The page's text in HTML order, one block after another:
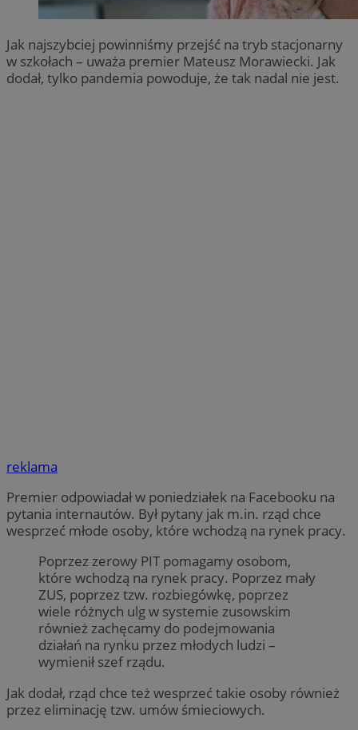
Jak najszybciej powinniśmy przejść na tryb stacjonarny
w szkołach – uważa premier Mateusz Morawiecki. Jak
dodał, tylko pandemia powoduje, że tak nadal nie jest.
reklama
Premier odpowiadał w poniedziałek na Facebooku na
pytania internautów. Był pytany jak m.in. rząd chce
wesprzeć młode osoby, które wchodzą na rynek pracy.
Poprzez zerowy PIT pomagamy osobom,
które wchodzą na rynek pracy. Poprzez mały
ZUS, poprzez tzw. rozbiegówkę, poprzez
wiele różnych ulg w systemie zusowskim
również zachęcamy do podejmowania
działań na rynku przez młodych ludzi –
wymienił szef rządu.
Jak dodał, rząd chce też wesprzeć takie osoby również
przez eliminację tzw. umów śmieciowych.